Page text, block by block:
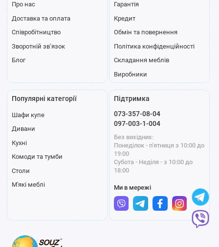
Про нас
Доставка та оплата
Співробітництво
Зворотній зв’язок
Блог
Гарантія
Кредит
Обмін та повернення
Політика конфіденційності
Складання меблів
Виробники
Популярні категорії
Шафи купе
Дивани
Кухні
Комоди та тумби
Столи
М'які меблі
Підтримка
073-357-08-04
097-003-1-004
Без вихідних:
Понеділок - п'ятниця з 10:00 до
19:00
Субота - Неділя - з 10:00 до
18:00
Ми в мережі